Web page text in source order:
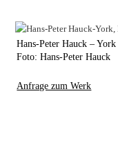
Hans-Peter Hauck –
Foto: Hans-Peter Hauck
Anfrage zum Werk